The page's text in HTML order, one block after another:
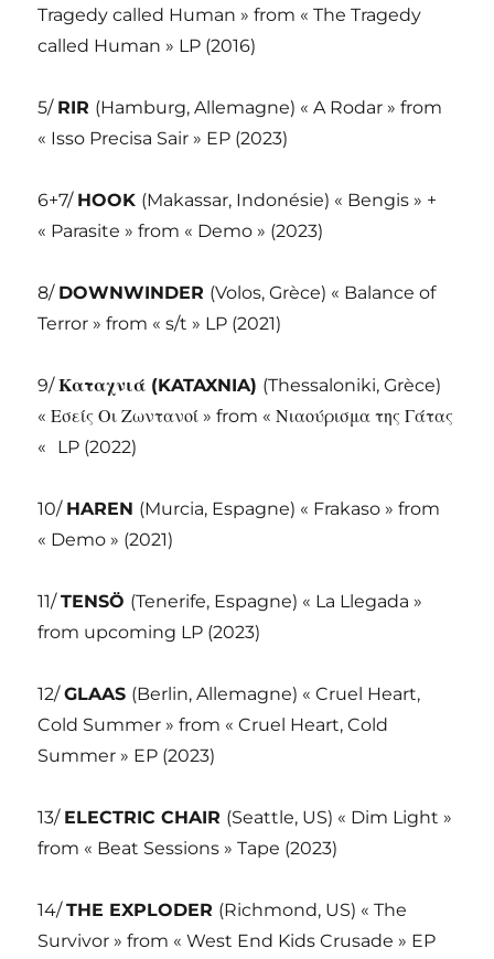
Tragedy called Human » from « The Tragedy
called Human » LP (2016)
5/ RIR (Hamburg, Allemagne) « A Rodar » from
« Isso Precisa Sair » EP (2023)
6+7/ HOOK (Makassar, Indonésie) « Bengis » +
« Parasite » from « Demo » (2023)
8/ DOWNWINDER (Volos, Grèce) « Balance of
Terror » from « s/t » LP (2021)
9/Καταχνιά (KATAXNIA) (Thessaloniki, Grèce)
« Εσείς Οι Ζωντανοί » from « Νιαούρισμα της Γάτας
«
LP (2022)
10/ HAREN (Murcia, Espagne) « Frakaso » from
« Demo » (2021)
11/TENSÖ (Tenerife, Espagne) « La Llegada »
from upcoming LP (2023)
12/GLAAS (Berlin, Allemagne) « Cruel Heart,
Cold Summer » from « Cruel Heart, Cold
Summer » EP (2023)
13/ ELECTRIC CHAIR (Seattle, US) « Dim Light »
from « Beat Sessions » Tape (2023)
14/THE EXPLODER (Richmond, US) « The
Survivor » from « West End Kids Crusade » EP